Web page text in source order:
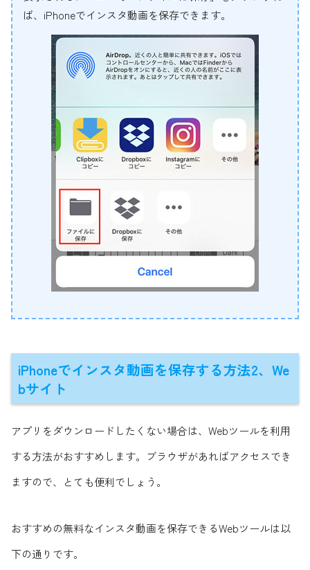
ば、iPhoneでインスタ動画を保存できます。
iPhoneでインスタ動画を保存する方法2、We
bサイト
アプリをダウンロードしたくない場合は、Webツールを利用
する方法がおすすめします。ブラウザがあればアクセスでき
ますので、とても便利でしょう。
おすすめの無料なインスタ動画を保存できるWebツールは以
下の通りです。